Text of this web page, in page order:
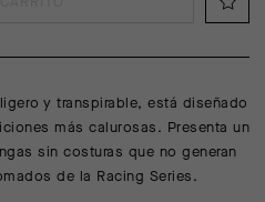
y transpirable, está diseñado
más calurosas. Presenta un
sin costuras que no generan
de la Racing Series.